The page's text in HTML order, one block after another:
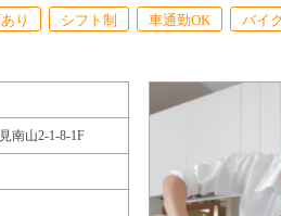
り シフト制 車通勤OK
バイ
南山2-1-8-1F